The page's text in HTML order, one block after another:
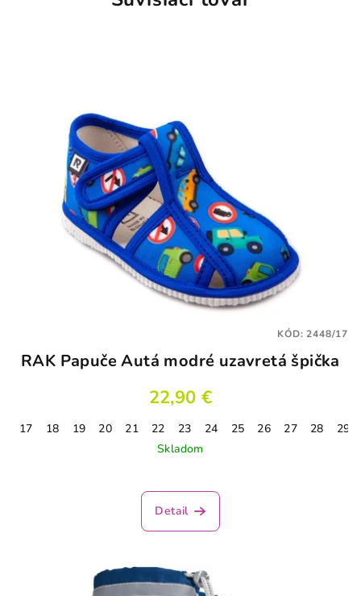
RAK Papuče Autá modré uzavretá špička
22,90 €
17 18 19 20 21 22 23 24 25 26 27 28
29
Skladom
hodnotenie
produktu
5
hviezdičiek.
Detail
KÓD:2448/17